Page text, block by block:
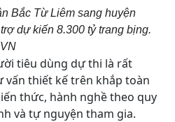
Bắc Từ Liêm sang huyện
dự kiến 8.300 tỷ trang bịng.
tiêu dùng dự thi là rất
vấn thiết kế trên khắp toàn
thức, hành nghề theo quy
và tự nguyện tham gia.